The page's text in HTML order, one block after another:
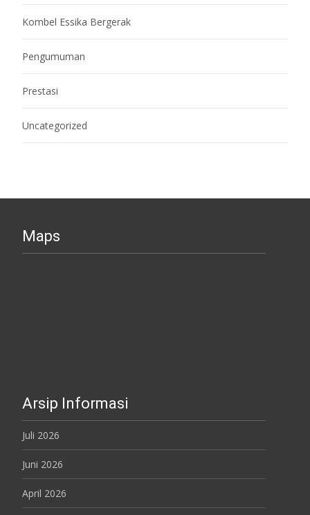
Kombel Essika Bergerak
Pengumuman
Prestasi
Uncategorized
Maps
Arsip Informasi
Juli 2026
Juni 2026
April 2026